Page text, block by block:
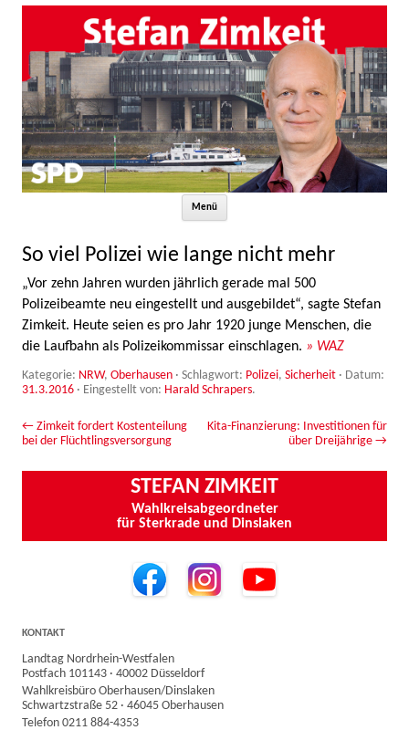
Menü
So viel Polizei wie lange nicht mehr
„Vor zehn Jahren wurden jährlich gerade mal 500
Polizeibeamte neu eingestellt und ausgebildet“, sagte Stefan
Zimkeit. Heute seien es pro Jahr 1920 junge Menschen, die
die Laufbahn als Polizeikommissar einschlagen. » WAZ
Kategorie: NRW, Oberhausen · Schlagwort: Polizei, Sicherheit · Datum:
31.3.2016 · Eingestellt von: Harald Schrapers.
Beitrags-Navigation
← Zimkeit fordert Kostenteilung
bei der Flüchtlingsversorgung
Kita-Finanzierung: Investitionen für
über Dreijährige →
STEFAN ZIMKEIT
Wahlkreisabgeordneter
für Sterkrade und Dinslaken
KONTAKT
Landtag Nordrhein-Westfalen
Postfach 101143 · 40002 Düsseldorf
Wahlkreisbüro Oberhausen/Dinslaken
Schwartzstraße 52 · 46045 Oberhausen
Telefon 0211 884-4353